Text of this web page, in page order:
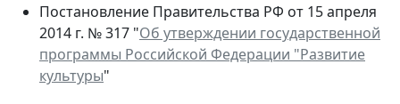
Постановление Правительства РФ от 15 апреля
2014 г. № 317 "Об утверждении государственной
программы Российской Федерации "Развитие
культуры"